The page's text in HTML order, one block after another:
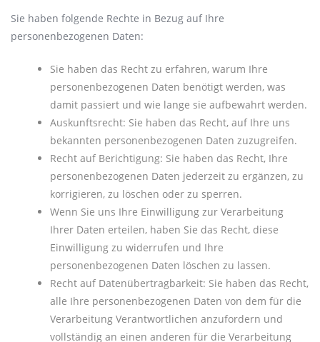
Sie haben folgende Rechte in Bezug auf Ihre
personenbezogenen Daten:
Sie haben das Recht zu erfahren, warum Ihre
personenbezogenen Daten benötigt werden, was
damit passiert und wie lange sie aufbewahrt werden.
Auskunftsrecht: Sie haben das Recht, auf Ihre uns
bekannten personenbezogenen Daten zuzugreifen.
Recht auf Berichtigung: Sie haben das Recht, Ihre
personenbezogenen Daten jederzeit zu ergänzen, zu
korrigieren, zu löschen oder zu sperren.
Wenn Sie uns Ihre Einwilligung zur Verarbeitung
Ihrer Daten erteilen, haben Sie das Recht, diese
Einwilligung zu widerrufen und Ihre
personenbezogenen Daten löschen zu lassen.
Recht auf Datenübertragbarkeit: Sie haben das Recht,
alle Ihre personenbezogenen Daten von dem für die
Verarbeitung Verantwortlichen anzufordern und
vollständig an einen anderen für die Verarbeitung